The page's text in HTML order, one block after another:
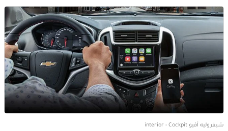
شيفروليه أفيو interior - Cockpit